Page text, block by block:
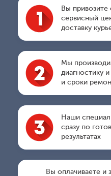
Вы привозите
сервисный
доставку
Мы
диагностику
и сроки
Наши
сразу по
результатах
Вы оплачиваете и